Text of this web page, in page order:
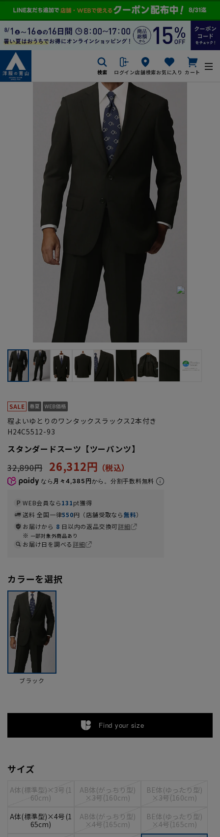
検索 ログイン店舗検索お気に入り カート
程よいゆとりのワンタックスラックス2本付き
H24C5512-93
スタンダードスーツ【ツーパンツ】
32,890円
26,312円
なら 月々4,385円から。分割手数料無料
WEB会員なら131pt獲得
送料 全国一律550円（店舗受取なら無料）
お届けから 8 日以内の返品交換可詳細
一部対象外商品あり
お届け日を調べる詳細
カラーを選択
ブラック
Find your size
サイズ
A体(標準型)×3号(1
60cm)
AB体(がっちり型)
×3号(160cm)
BE体(ゆったり型)
×3号(160cm)
A体(標準型)×4号(1
65cm)
AB体(がっちり型)
×4号(165cm)
BE体(ゆったり型)
×4号(165cm)